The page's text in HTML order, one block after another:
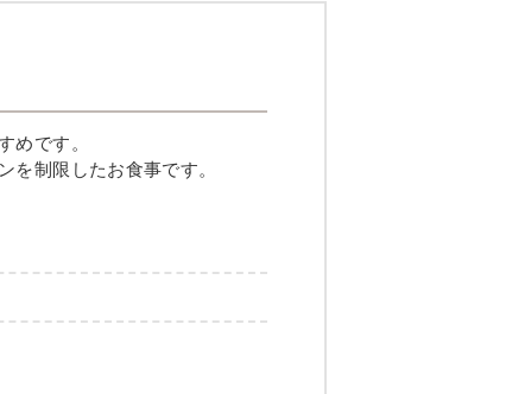
めです。
を制限したお食事です。